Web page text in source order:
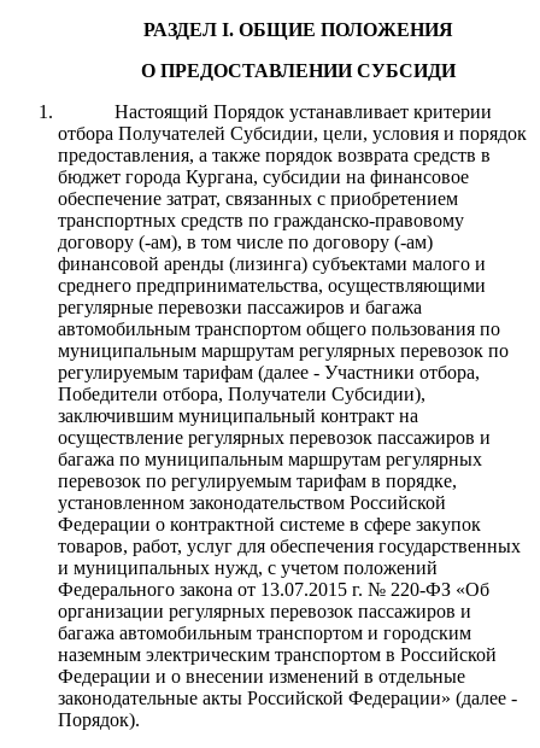
РАЗДЕЛ I. ОБЩИЕ ПОЛОЖЕНИЯ
О ПРЕДОСТАВЛЕНИИ СУБСИДИ
Настоящий Порядок устанавливает критерии
отбора Получателей Субсидии, цели, условия и порядок
предоставления, а также порядок возврата средств в
бюджет города Кургана, субсидии на финансовое
обеспечение затрат, связанных с приобретением
транспортных средств по гражданско-правовому
договору (-ам), в том числе по договору (-ам)
финансовой аренды (лизинга) субъектами малого и
среднего предпринимательства, осуществляющими
регулярные перевозки пассажиров и багажа
автомобильным транспортом общего пользования по
муниципальным маршрутам регулярных перевозок по
регулируемым тарифам (далее - Участники отбора,
Победители отбора, Получатели Субсидии),
заключившим муниципальный контракт на
осуществление регулярных перевозок пассажиров и
багажа по муниципальным маршрутам регулярных
перевозок по регулируемым тарифам в порядке,
установленном законодательством Российской
Федерации о контрактной системе в сфере закупок
товаров, работ, услуг для обеспечения государственных
и муниципальных нужд, с учетом положений
Федерального закона от 13.07.2015 г. № 220-ФЗ «Об
организации регулярных перевозок пассажиров и
багажа автомобильным транспортом и городским
наземным электрическим транспортом в Российской
Федерации и о внесении изменений в отдельные
законодательные акты Российской Федерации» (далее -
Порядок).